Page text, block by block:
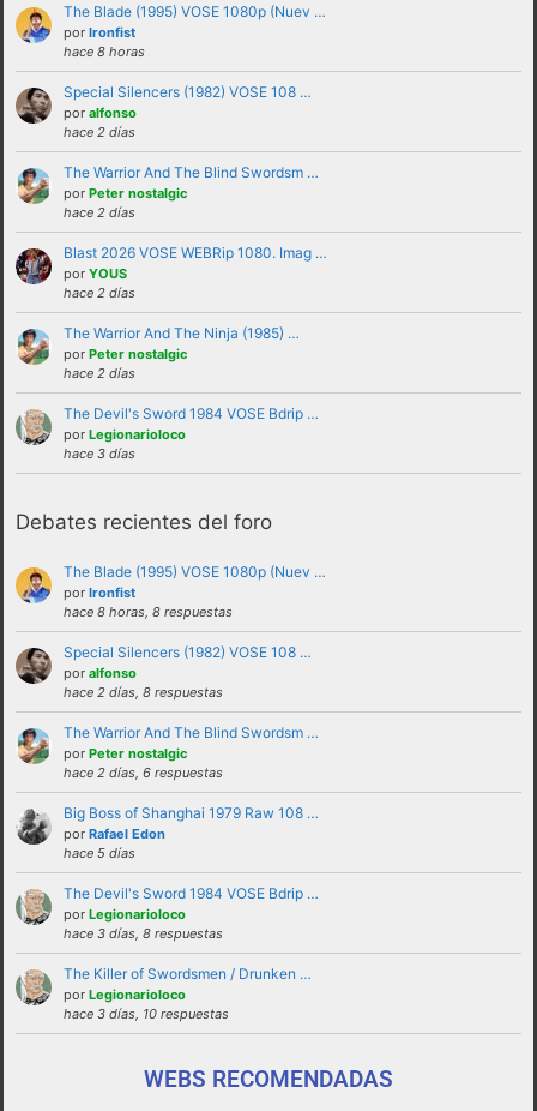
No se debe insultar a ningún usuario bajo
ninguna circunstancia. Se puede criticar,
discutir e intercambiar opiniones sin
necesidad de recurrir al insulto.
No se debe hacer apología de la violencia, ni
de forma verbal ni mostrando insignias,
banderas o similares que puedan
No trasladar a los foros discusiones a nivel
personal con otros usuarios.Estas deben ser
solucionadas en privado y no haciendo
partícipes al resto de personas del foro.
No revelar ni hacer público en el foro la
identidad o datos personales de ningún
participante sin su consentimiento, como por
ejemplo direcciones de email, ip’s externas,
etc
No enviar a los foros mensajes repetitivos
En el Lenguaje web, escribir con letras
mayusculas equivale a gritar, si no es esa su
intención sugerimos que lo evite.
Cualquier usuario que altere el buen
funcionamiento del foro mediante reiteradas
quejas, desprecio a los moderadores y/o a la
administración o las normas de uso del foro
The Blade (1995) VOSE 1080p (Nuev …
por Ironfist
hace 8 horas
Special Silencers (1982) VOSE 108 …
por alfonso
hace 2 días
The Warrior And The Blind Swordsm …
por Peter nostalgic
hace 2 días
Blast 2026 VOSE WEBRip 1080. Imag …
por YOUS
hace 2 días
The Warrior And The Ninja (1985) …
por Peter nostalgic
hace 2 días
The Devil's Sword 1984 VOSE Bdrip …
por Legionarioloco
hace 3 días
Debates recientes del foro
The Blade (1995) VOSE 1080p (Nuev …
por Ironfist
hace 8 horas, 8 respuestas
Special Silencers (1982) VOSE 108 …
por alfonso
hace 2 días, 8 respuestas
The Warrior And The Blind Swordsm …
por Peter nostalgic
hace 2 días, 6 respuestas
Big Boss of Shanghai 1979 Raw 108 …
por Rafael Edon
hace 5 días
The Devil's Sword 1984 VOSE Bdrip …
por Legionarioloco
hace 3 días, 8 respuestas
The Killer of Swordsmen / Drunken …
por Legionarioloco
hace 3 días, 10 respuestas
WEBS RECOMENDADAS